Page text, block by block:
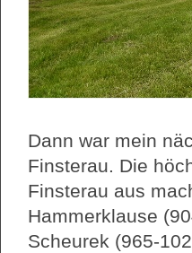
Dann war mein
Finsterau. Die
Finsterau aus
Hammerklause
Scheurek (965-